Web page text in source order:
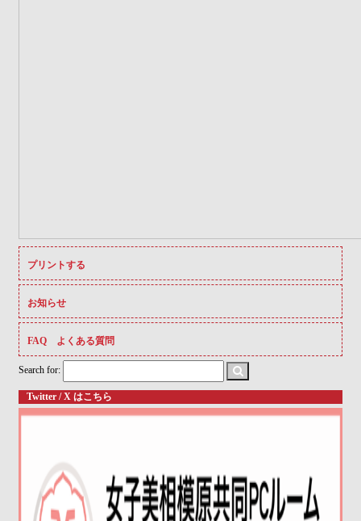
プリントする
お知らせ
FAQ よくある質問
Search for:
Twitter / X はこちら